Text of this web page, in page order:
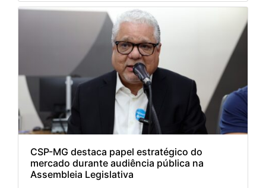
CSP-MG destaca papel estratégico do
mercado durante audiência pública na
Assembleia Legislativa